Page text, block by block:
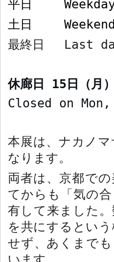
平日
土日
最終日 Last
休廊日 15 日（月）
Closed on Mon,
本展は、ナカノ
なります。
両者は、京都で
てからも「気の
有して来ました
を共にするとい
せず、あくまで